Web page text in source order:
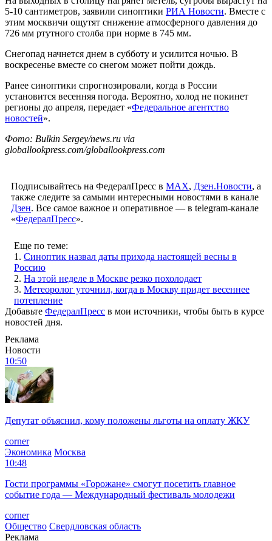
5-10 сантиметров, заявили синоптики РИА Новости. Вместе с
этим москвичи ощутят снижение атмосферного давления до
726 мм ртутного столба при норме в 745 мм.
Снегопад начнется днем в субботу и усилится ночью. В
воскресенье вместе со снегом может пойти дождь.
Ранее синоптики спрогнозировали, когда в России
установится весенняя погода. Вероятно, холод не покинет
регионы до апреля, передает «Федеральное агентство
новостей».
Фото: Bulkin Sergey/news.ru via
globallookpress.com/globallookpress.com
Подписывайтесь на ФедералПресс в МАХ, Дзен.Новости, а
также следите за самыми интересными новостями в канале
Дзен. Все самое важное и оперативное — в telegram-канале
«ФедералПресс».
Еще по теме:
1. Синоптик назвал даты прихода настоящей весны в
Россию
2. На этой неделе в Москве резко похолодает
3. Метеоролог уточнил, когда в Москву придет весеннее
потепление
Добавьте ФедералПресс в мои источники, чтобы быть в курсе
новостей дня.
Реклама
Новости
10:50
Депутат объяснил, кому положены льготы на оплату ЖКУ
corner
Экономика Москва
10:48
Гости программы «Горожане» смогут посетить главное
событие года — Международный фестиваль молодежи
corner
Общество Свердловская область
Реклама